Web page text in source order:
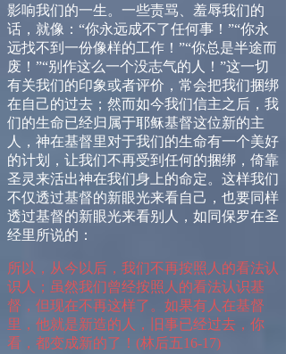
影响我们的一生。一些责骂、羞辱我们的
话，就像：“你永远成不了任何事！”“你永
远找不到一份像样的工作！”“你总是半途而
废！”“别作这么一个没志气的人！”这一切
有关我们的印象或者评价，常会把我们捆绑
在自己的过去；然而如今我们信主之后，我
们的生命已经归属于耶稣基督这位新的主
人，神在基督里对于我们的生命有一个美好
的计划，让我们不再受到任何的捆绑，倚靠
圣灵来活出神在我们身上的命定。这样我们
不仅透过基督的新眼光来看自己，也要同样
透过基督的新眼光来看别人，如同保罗在圣
经里所说的：
所以，从今以后，我们不再按照人的看法认
识人；虽然我们曾经按照人的看法认识基
督，但现在不再这样了。如果有人在基督
里，他就是新造的人，旧事已经过去，你
看，都变成新的了！ (林后五16-17)